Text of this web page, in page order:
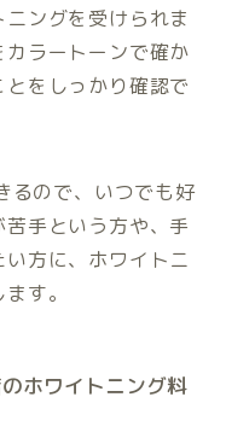
ングを受けられま
ラートーンで確か
をしっかり確認で
るので、いつでも好
手という方や、手
方に、ホワイトニ
す。
ホワイトニング料